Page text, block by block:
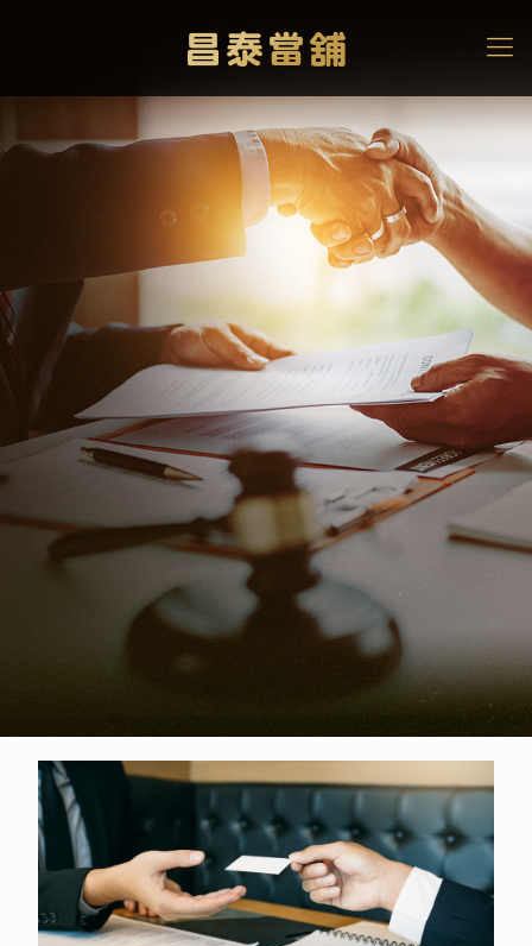
身分證借款合法嗎？
線上身分證借款詐騙頻
傳！想用身分證借錢前必
讀
高雄當舖 當舖知識文章
身分證借款合法嗎？線上身分證借款
詐騙頻傳！想用身分證借錢前必讀